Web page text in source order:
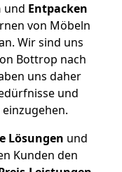
und Entpacken
von Möbeln
Wir sind uns
Bottrop nach
uns daher
und
Lösungen und
Kunden den